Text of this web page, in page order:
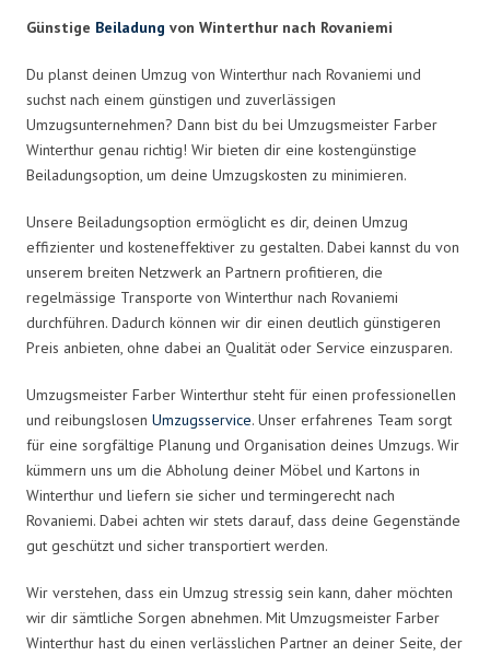
Günstige Beiladung von Winterthur nach Rovaniemi
Du planst deinen Umzug von Winterthur nach Rovaniemi und
suchst nach einem günstigen und zuverlässigen
Umzugsunternehmen? Dann bist du bei Umzugsmeister Farber
Winterthur genau richtig! Wir bieten dir eine kostengünstige
Beiladungsoption, um deine Umzugskosten zu minimieren.
Unsere Beiladungsoption ermöglicht es dir, deinen Umzug
effizienter und kosteneffektiver zu gestalten. Dabei kannst du von
unserem breiten Netzwerk an Partnern profitieren, die
regelmässige Transporte von Winterthur nach Rovaniemi
durchführen. Dadurch können wir dir einen deutlich günstigeren
Preis anbieten, ohne dabei an Qualität oder Service einzusparen.
Umzugsmeister Farber Winterthur steht für einen professionellen
und reibungslosen Umzugsservice. Unser erfahrenes Team sorgt
für eine sorgfältige Planung und Organisation deines Umzugs. Wir
kümmern uns um die Abholung deiner Möbel und Kartons in
Winterthur und liefern sie sicher und termingerecht nach
Rovaniemi. Dabei achten wir stets darauf, dass deine Gegenstände
gut geschützt und sicher transportiert werden.
Wir verstehen, dass ein Umzug stressig sein kann, daher möchten
wir dir sämtliche Sorgen abnehmen. Mit Umzugsmeister Farber
Winterthur hast du einen verlässlichen Partner an deiner Seite, der